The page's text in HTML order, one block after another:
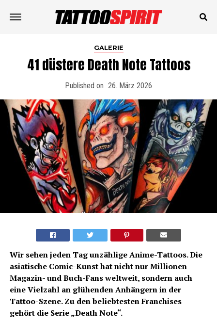
GALERIE
41 düstere Death Note Tattoos
Published on 26. März 2026
Wir sehen jeden Tag unzählige Anime-Tattoos. Die
asiatische Comic-Kunst hat nicht nur Millionen
Magazin- und Buch-Fans weltweit, sondern auch
eine Vielzahl an glühenden Anhängern in der
Tattoo-Szene. Zu den beliebtesten Franchises
gehört die Serie „Death Note“.